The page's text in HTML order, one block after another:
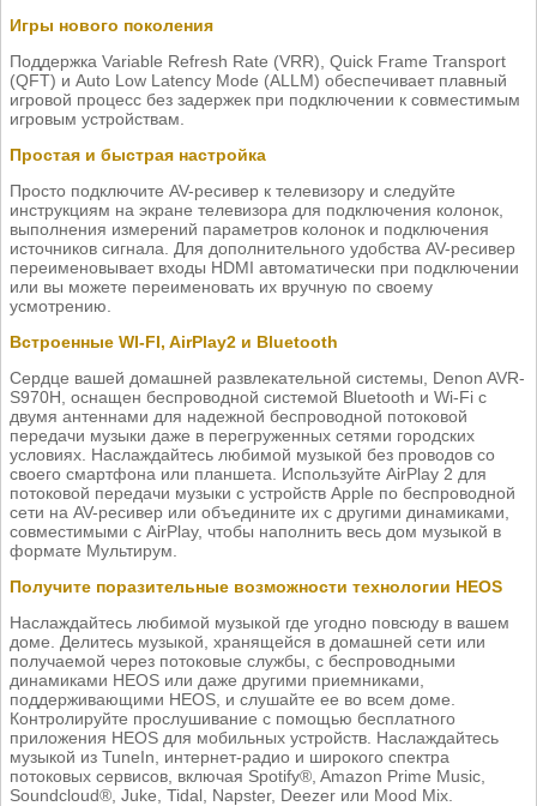
Игры нового поколения
Поддержка Variable Refresh Rate (VRR), Quick Frame Transport
(QFT) и Auto Low Latency Mode (ALLM) обеспечивает плавный
игровой процесс без задержек при подключении к совместимым
игровым устройствам.
Простая и быстрая настройка
Просто подключите AV-ресивер к телевизору и следуйте
инструкциям на экране телевизора для подключения колонок,
выполнения измерений параметров колонок и подключения
источников сигнала. Для дополнительного удобства AV-ресивер
переименовывает входы HDMI автоматически при подключении
или вы можете переименовать их вручную по своему
усмотрению.
Встроенные WI-FI, AirPlay2 и Bluetooth
Сердце вашей домашней развлекательной системы, Denon AVR-
S970H, оснащен беспроводной системой Bluetooth и Wi-Fi с
двумя антеннами для надежной беспроводной потоковой
передачи музыки даже в перегруженных сетями городских
условиях. Наслаждайтесь любимой музыкой без проводов со
своего смартфона или планшета. Используйте AirPlay 2 для
потоковой передачи музыки с устройств Apple по беспроводной
сети на AV-ресивер или объедините их с другими динамиками,
совместимыми с AirPlay, чтобы наполнить весь дом музыкой в
формате Мультирум.
Получите поразительные возможности технологии HEOS
Наслаждайтесь любимой музыкой где угодно повсюду в вашем
доме. Делитесь музыкой, хранящейся в домашней сети или
получаемой через потоковые службы, с беспроводными
динамиками HEOS или даже другими приемниками,
поддерживающими HEOS, и слушайте ее во всем доме.
Контролируйте прослушивание с помощью бесплатного
приложения HEOS для мобильных устройств. Наслаждайтесь
музыкой из TuneIn, интернет-радио и широкого спектра
потоковых сервисов, включая Spotify®, Amazon Prime Music,
Soundcloud®, Juke, Tidal, Napster, Deezer или Mood Mix.